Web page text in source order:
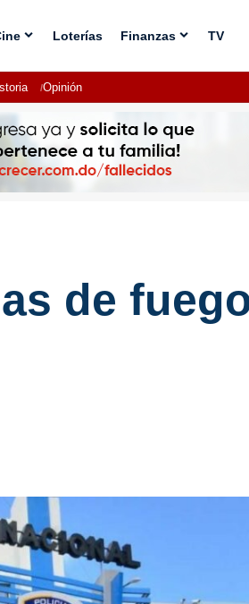
Loterías Finanzas TV
Opinión
de